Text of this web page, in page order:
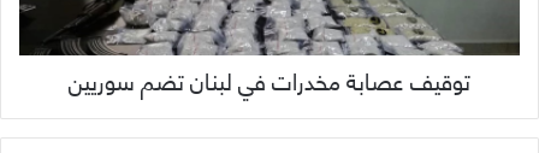
توقيف عصابة مخدرات في لبنان تضم سوريين